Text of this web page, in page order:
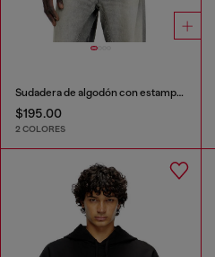
Sudadera de algodón con estampado gráfico
$195.00
2 COLORES